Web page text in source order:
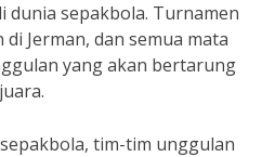
dunia sepakbola. Turnamen
Jerman, dan semua mata
yang akan bertarung
tim-tim unggulan